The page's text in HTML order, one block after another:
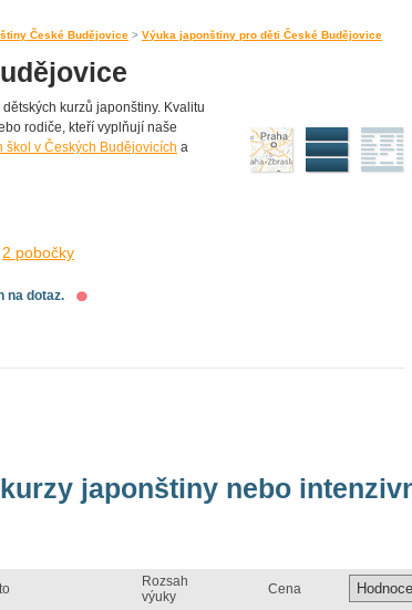
České Budějovice > Výuka japonštiny pro děti České Budějovice
kurzů japonštiny. Kvalitu
rodiče, kteří vyplňují naše
v Českých Budějovicích a
2 pobočky
na dotaz.
japonštiny nebo
Rozsah
výuky
Cena